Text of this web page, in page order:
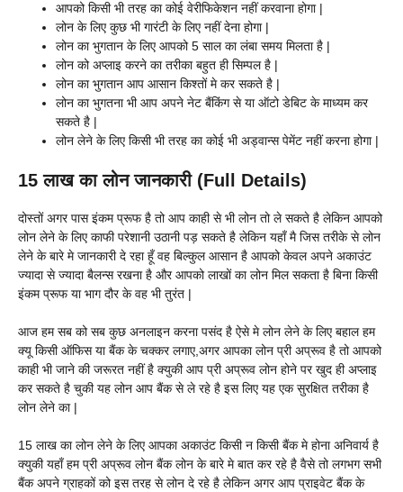
आपको किसी भी तरह का कोई वेरीफिकेशन नहीं करवाना होगा |
लोन के लिए कुछ भी गारंटी के लिए नहीं देना होगा |
लोन का भुगतान के लिए आपको 5 साल का लंबा समय मिलता है |
लोन को अप्लाइ करने का तरीका बहुत ही सिम्पल है |
लोन का भुगतान आप आसान किश्तों मे कर सकते है |
लोन का भुगतना भी आप अपने नेट बैंकिंग से या ऑटो डेबिट के माध्यम कर
सकते है |
लोन लेने के लिए किसी भी तरह का कोई भी अड्वान्स पेमेंट नहीं करना होगा |
15 लाख का लोन जानकारी (Full Details)
दोस्तों अगर पास इंकम प्रूफ है तो आप काही से भी लोन तो ले सकते है लेकिन आपको
लोन लेने के लिए काफी परेशानी उठानी पड़ सकते है लेकिन यहाँ मै जिस तरीके से लोन
लेने के बारे मे जानकारी दे रहा हूँ वह बिल्कुल आसान है आपको केवल अपने अकाउंट
ज्यादा से ज्यादा बैलन्स रखना है और आपको लाखों का लोन मिल सकता है बिना किसी
इंकम प्रूफ या भाग दौर के वह भी तुरंत |
आज हम सब को सब कुछ अनलाइन करना पसंद है ऐसे मे लोन लेने के लिए बहाल हम
क्यू किसी ऑफिस या बैंक के चक्कर लगाए,अगर आपका लोन प्री अप्रूव है तो आपको
काही भी जाने की जरूरत नहीं है क्युकी आप प्री अप्रूव लोन होने पर खुद ही अप्लाइ
कर सकते है चुकी यह लोन आप बैंक से ले रहे है इस लिए यह एक सुरक्षित तरीका है
लोन लेने का |
15 लाख का लोन लेने के लिए आपका अकाउंट किसी न किसी बैंक मे होना अनिवार्य है
क्युकी यहाँ हम प्री अप्रूव लोन बैंक लोन के बारे मे बात कर रहे है वैसे तो लगभग सभी
बैंक अपने ग्राहकों को इस तरह से लोन दे रहे है लेकिन अगर आप प्राइवेट बैंक के